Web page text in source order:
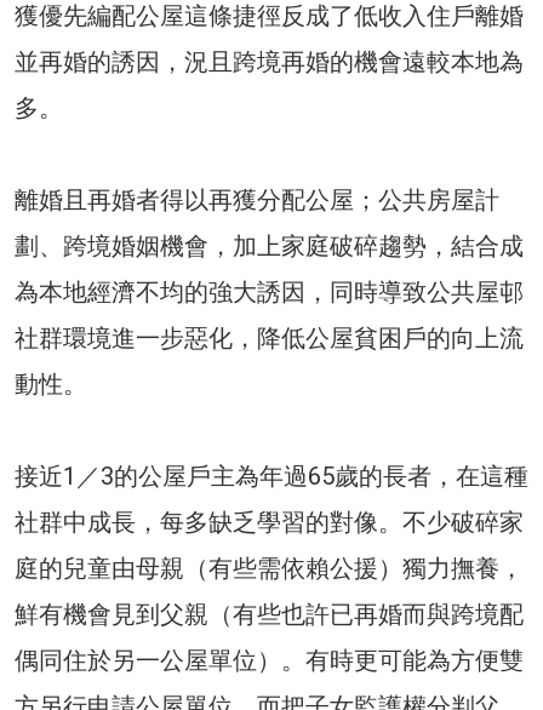
獲優先編配公屋這條捷徑反成了低收入住戶離婚
並再婚的誘因，況且跨境再婚的機會遠較本地為
多。
離婚且再婚者得以再獲分配公屋；公共房屋計
劃、跨境婚姻機會，加上家庭破碎趨勢，結合成
為本地經濟不均的強大誘因，同時導致公共屋邨
社群環境進一步惡化，降低公屋貧困戶的向上流
動性。
接近1／3的公屋戶主為年過65歲的長者，在這種
社群中成長，每多缺乏學習的對像。不少破碎家
庭的兒童由母親（有些需依賴公援）獨力撫養，
鮮有機會見到父親（有些也許已再婚而與跨境配
偶同住於另一公屋單位）。有時更可能為方便雙